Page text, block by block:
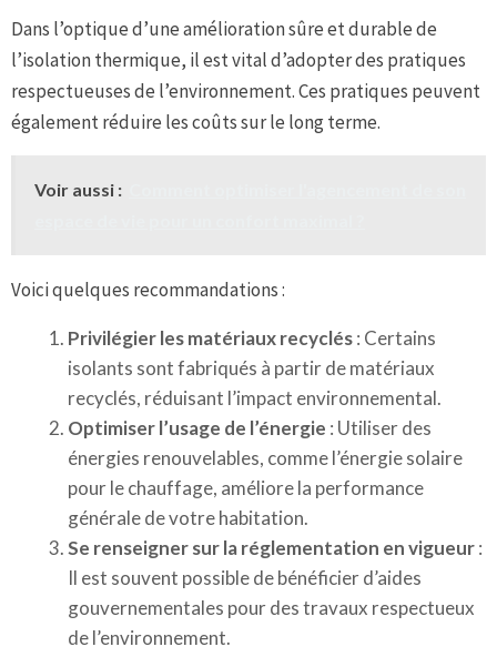
Dans l’optique d’une amélioration sûre et durable de
l’isolation thermique, il est vital d’adopter des pratiques
respectueuses de l’environnement. Ces pratiques peuvent
également réduire les coûts sur le long terme.
Voir aussi :
Voici quelques recommandations :
Privilégier les matériaux recyclés: Certains
isolants sont fabriqués à partir de matériaux
recyclés, réduisant l’impact environnemental.
Optimiser l’usage de l’énergie : Utiliser des
énergies renouvelables, comme l’énergie solaire
pour le chauffage, améliore la performance
générale de votre habitation.
Se renseigner sur la réglementation en vigueur:
Il est souvent possible de bénéficier d’aides
gouvernementales pour des travaux respectueux
de l’environnement.